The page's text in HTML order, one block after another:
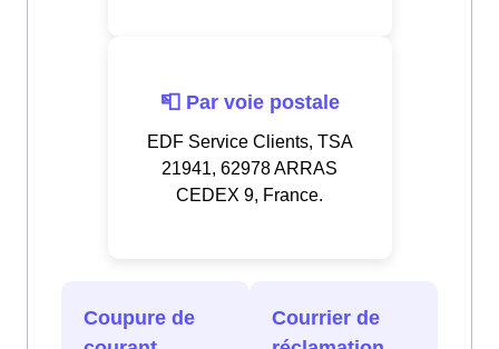
📮 Par voie postale
EDF Service Clients, TSA
21941, 62978 ARRAS
CEDEX 9, France.
Coupure de
Courrier de